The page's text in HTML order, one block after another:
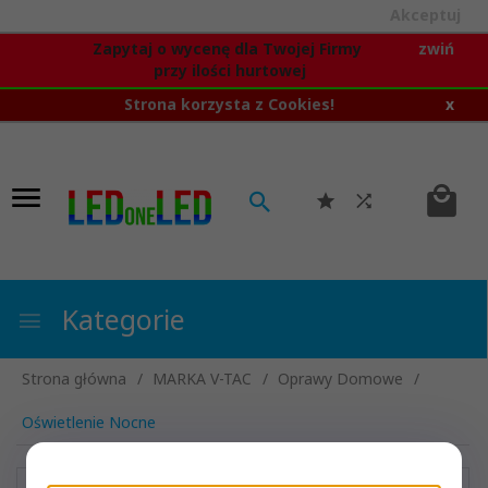
Zapytaj o wycenę dla Twojej Firmy
przy ilości hurtowej
zwiń
Strona korzysta z Cookies! x
Kategorie
Strona główna MARKA V-TAC Oprawy Domowe
Oświetlenie Nocne